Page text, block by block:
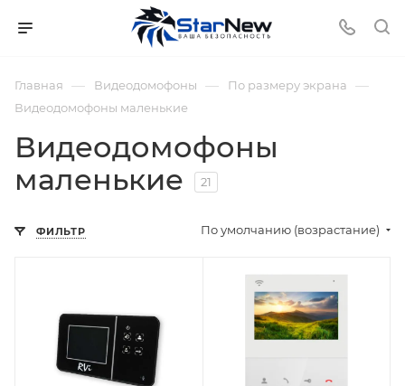
Главная — Видеодомофоны — По размеру экрана —
Видеодомофоны маленькие
Видеодомофоны
маленькие
21
ФИЛЬТР По умолчанию (возрастание)